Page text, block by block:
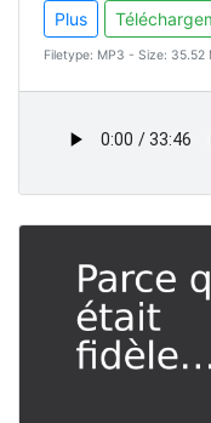
Plus
Filetype: MP3 - Size: